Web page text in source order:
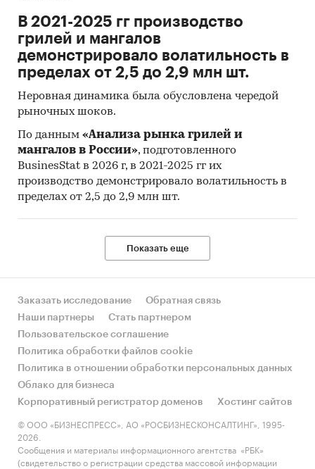
В 2021-2025 гг производство
грилей и мангалов
демонстрировало волатильность в
пределах от 2,5 до 2,9 млн шт.
Неровная динамика была обусловлена чередой
рыночных шоков.
По данным «Анализа рынка грилей и
мангалов в России», подготовленного
BusinesStat в 2026 г, в 2021-2025 гг их
производство демонстрировало волатильность в
пределах от 2,5 до 2,9 млн шт.
Показать еще
Заказать исследование
Обратная связь
Наши партнеры
Стать партнером
Пользовательское соглашение
Политика обработки файлов cookie
Политика в отношении обработки персональных данных
Облако для бизнеса
Корпоративный регистратор доменов
Хостинг сайтов
© ООО «БИЗНЕСПРЕСС», АО «РОСБИЗНЕСКОНСАЛТИНГ», 1995-
2026.
Сообщения и материалы информационного агентства «РБК»
(свидетельство о регистрации средства массовой информации